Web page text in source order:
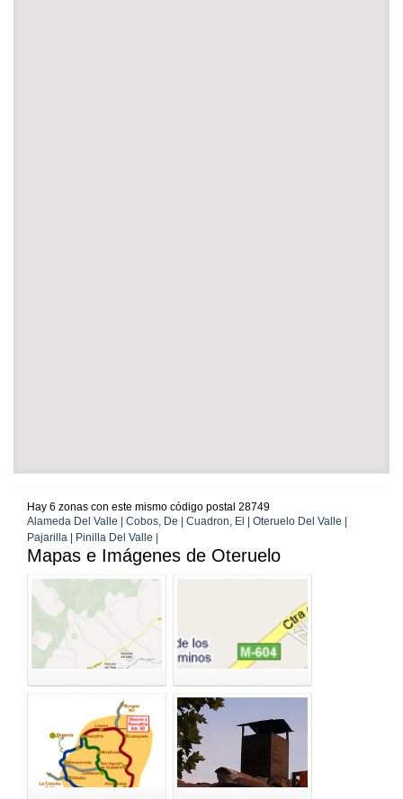
Hay 6 zonas con este mismo código postal 28749
Alameda Del Valle | Cobos, De | Cuadron, El | Oteruelo Del Valle |
Pajarilla | Pinilla Del Valle |
Mapas e Imágenes de Oteruelo